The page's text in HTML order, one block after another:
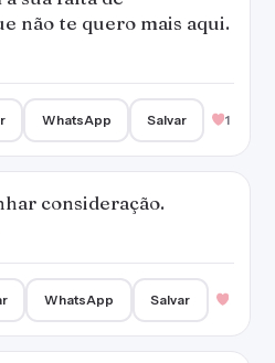
não te quero mais aqui.
WhatsApp Salvar 1
consideração.
WhatsApp Salvar